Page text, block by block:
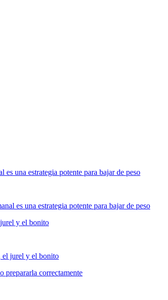
una estrategia potente para bajar de peso
y el bonito
prepararla correctamente